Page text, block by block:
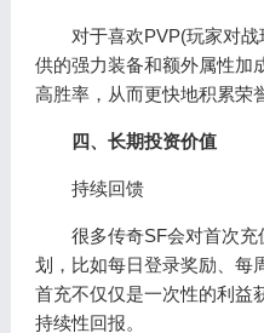
对于喜欢PVP(玩家对战
供的强力装备和额外属性加
高胜率，从而更快地积累荣
四、长期投资价值
持续回馈
很多传奇SF会对首次充
划，比如每日登录奖励、每
首充不仅仅是一次性的利益
持续性回报。